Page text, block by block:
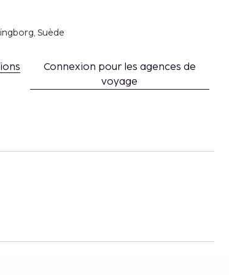
Suède
Connexion pour les agences de
voyage